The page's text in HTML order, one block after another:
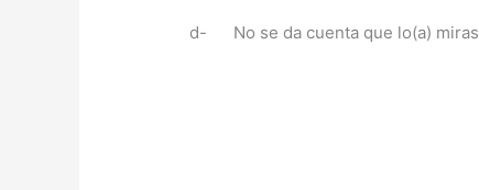
d- No se da cuenta que lo(a) miras